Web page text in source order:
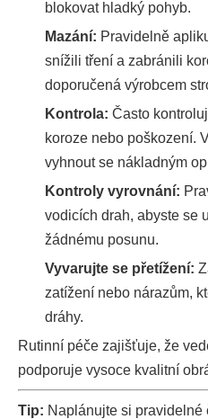
blokovat hladký pohyb.
Mazání: Pravidelně
snížili tření a zabránili
doporučená výrobcem
Kontrola: Často
koroze nebo poškození.
vyhnout se nákladným
Kontroly vyrovnání:
vodicích drah, abyste se
žádnému posunu.
Vyvarujte se přetížení:
zatížení nebo nárazům,
dráhy.
Rutinní péče zajišťuje, že
podporuje vysoce kvalitní
Tip: Naplánujte si